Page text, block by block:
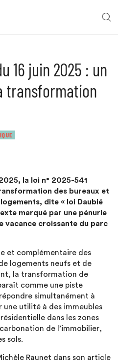
16 juin 2025 : un
transformation
la loi n° 2025-541
des bureaux et
dite « loi Daubié
marqué par une pénurie
vacance croissante du parc
et complémentaire des
logements neufs et de
la transformation de
comme une piste
simultanément à
une utilité à des immeubles
dans les zones
de l’immobilier,
sols.
Raunet dans son article